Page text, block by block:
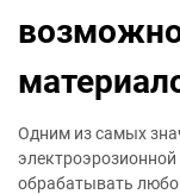
Одним из самых
обрабатывать